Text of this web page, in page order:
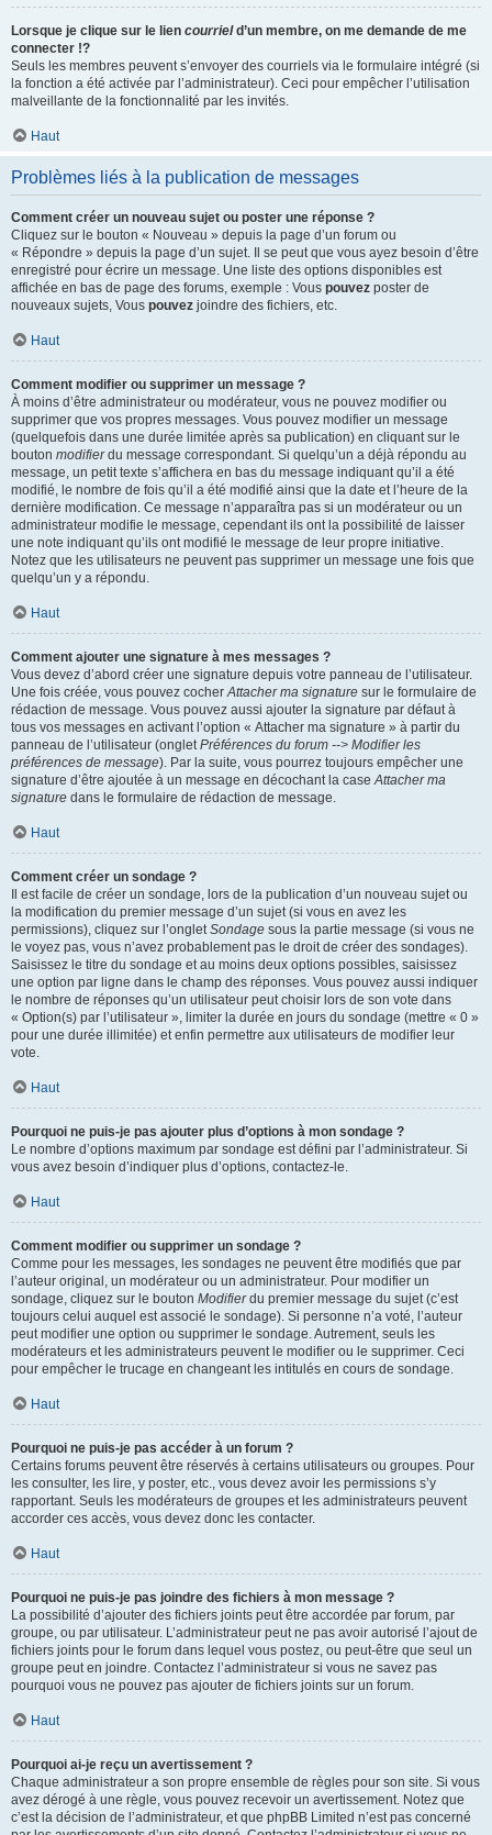
Lorsque je clique sur le lien courrield’un membre, on me demande de me
connecter !?
Seuls les membres peuvent s’envoyer des courriels via le formulaire intégré (si
la fonction a été activée par l’administrateur). Ceci pour empêcher l’utilisation
malveillante de la fonctionnalité par les invités.
Haut
Problèmes liés à la publication de messages
Comment créer un nouveau sujet ou poster une réponse ?
Cliquez sur le bouton « Nouveau » depuis la page d’un forum ou
« Répondre » depuis la page d’un sujet. Il se peut que vous ayez besoin d’être
enregistré pour écrire un message. Une liste des options disponibles est
affichée en bas de page des forums, exemple : Vous pouvez poster de
nouveaux sujets, Vous pouvez joindre des fichiers, etc.
Haut
Comment modifier ou supprimer un message ?
À moins d’être administrateur ou modérateur, vous ne pouvez modifier ou
supprimer que vos propres messages. Vous pouvez modifier un message
(quelquefois dans une durée limitée après sa publication) en cliquant sur le
bouton modifierdu message correspondant. Si quelqu’un a déjà répondu au
message, un petit texte s’affichera en bas du message indiquant qu’il a été
modifié, le nombre de fois qu’il a été modifié ainsi que la date et l’heure de la
dernière modification. Ce message n’apparaîtra pas si un modérateur ou un
administrateur modifie le message, cependant ils ont la possibilité de laisser
une note indiquant qu’ils ont modifié le message de leur propre initiative.
Notez que les utilisateurs ne peuvent pas supprimer un message une fois que
quelqu’un y a répondu.
Haut
Comment ajouter une signature à mes messages ?
Vous devez d’abord créer une signature depuis votre panneau de l’utilisateur.
Une fois créée, vous pouvez cocherAttacher ma signature sur le formulaire de
rédaction de message. Vous pouvez aussi ajouter la signature par défaut à
tous vos messages en activant l’option « Attacher ma signature » à partir du
panneau de l’utilisateur (ongletPréférences du forum --> Modifier les
préférences de message). Par la suite, vous pourrez toujours empêcher une
signature d’être ajoutée à un message en décochant la caseAttacher ma
signature dans le formulaire de rédaction de message.
Haut
Comment créer un sondage ?
Il est facile de créer un sondage, lors de la publication d’un nouveau sujet ou
la modification du premier message d’un sujet (si vous en avez les
permissions), cliquez sur l’ongletSondage sous la partie message (si vous ne
le voyez pas, vous n’avez probablement pas le droit de créer des sondages).
Saisissez le titre du sondage et au moins deux options possibles, saisissez
une option par ligne dans le champ des réponses. Vous pouvez aussi indiquer
le nombre de réponses qu’un utilisateur peut choisir lors de son vote dans
« Option(s) par l’utilisateur », limiter la durée en jours du sondage (mettre « 0 »
pour une durée illimitée) et enfin permettre aux utilisateurs de modifier leur
vote.
Haut
Pourquoi ne puis-je pas ajouter plus d’options à mon sondage ?
Le nombre d’options maximum par sondage est défini par l’administrateur. Si
vous avez besoin d’indiquer plus d’options, contactez-le.
Haut
Comment modifier ou supprimer un sondage ?
Comme pour les messages, les sondages ne peuvent être modifiés que par
l’auteur original, un modérateur ou un administrateur. Pour modifier un
sondage, cliquez sur le bouton Modifierdu premier message du sujet (c’est
toujours celui auquel est associé le sondage). Si personne n’a voté, l’auteur
peut modifier une option ou supprimer le sondage. Autrement, seuls les
modérateurs et les administrateurs peuvent le modifier ou le supprimer. Ceci
pour empêcher le trucage en changeant les intitulés en cours de sondage.
Haut
Pourquoi ne puis-je pas accéder à un forum ?
Certains forums peuvent être réservés à certains utilisateurs ou groupes. Pour
les consulter, les lire, y poster, etc., vous devez avoir les permissions s’y
rapportant. Seuls les modérateurs de groupes et les administrateurs peuvent
accorder ces accès, vous devez donc les contacter.
Haut
Pourquoi ne puis-je pas joindre des fichiers à mon message ?
La possibilité d’ajouter des fichiers joints peut être accordée par forum, par
groupe, ou par utilisateur. L’administrateur peut ne pas avoir autorisé l’ajout de
fichiers joints pour le forum dans lequel vous postez, ou peut-être que seul un
groupe peut en joindre. Contactez l’administrateur si vous ne savez pas
pourquoi vous ne pouvez pas ajouter de fichiers joints sur un forum.
Haut
Pourquoi ai-je reçu un avertissement ?
Chaque administrateur a son propre ensemble de règles pour son site. Si vous
avez dérogé à une règle, vous pouvez recevoir un avertissement. Notez que
c’est la décision de l’administrateur, et que phpBB Limited n’est pas concerné